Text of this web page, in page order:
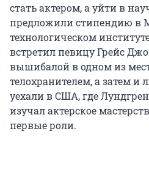
стать актером, а уйти в
предложили стипендию в
технологическом
встретил певицу Грейс
вышибалой в одном из
телохранителем, а затем
уехали в США, где
изучал актерское
первые роли.